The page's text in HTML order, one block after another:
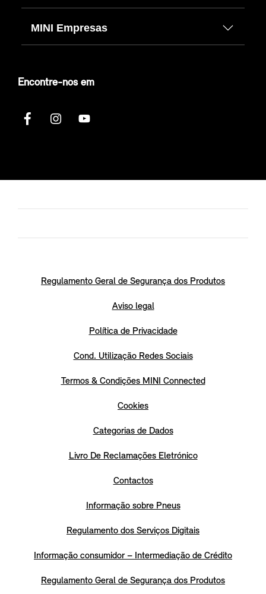
MINI Empresas
Encontre-nos em
Regulamento Geral de Segurança dos Produtos
Aviso legal
Política de Privacidade
Cond. Utilização Redes Sociais
Termos & Condições MINI Connected
Cookies
Categorias de Dados
Livro De Reclamações Eletrónico
Contactos
Informação sobre Pneus
Regulamento dos Serviços Digitais
Informação consumidor – Intermediação de Crédito
Regulamento Geral de Segurança dos Produtos